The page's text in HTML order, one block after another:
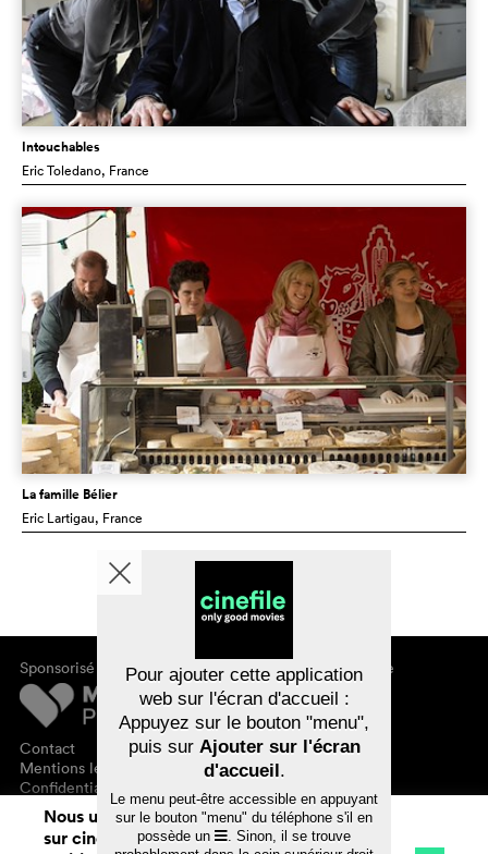
Intouchables
Eric Toledano, France
La famille Bélier
Eric Lartigau, France
Sponsorisé par
Contact
Mentions légales
Confidentialité des données
À propos de cinefile
S'inscrire/s'abonner
Newsletter
FAQ
Bons-cadeaux
Nous utilisons des cookies. En naviguant
sur cinefile.ch, vous acceptez notre
Pour ajouter cette application
web sur l'écran d'accueil :
Appuyez sur le bouton "menu",
puis sur Ajouter sur l'écran
d'accueil.
Le menu peut-être accessible en appuyant
sur le bouton "menu" du téléphone s'il en
possède un
. Sinon, il se trouve